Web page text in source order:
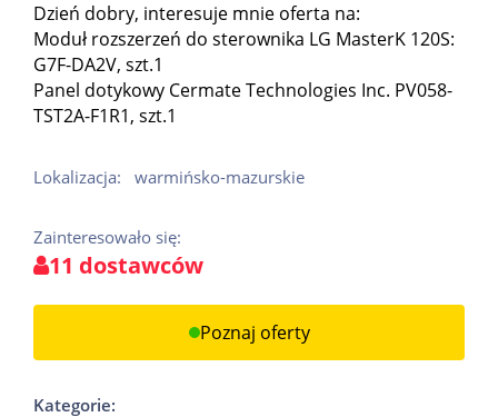
Dzień dobry, interesuje mnie oferta na:
Moduł rozszerzeń do sterownika LG MasterK 120S:
G7F-DA2V, szt.1
Panel dotykowy Cermate Technologies Inc. PV058-
TST2A-F1R1, szt.1
Lokalizacja: warmińsko-mazurskie
Zainteresowało się:
11 dostawców
Poznaj oferty
Kategorie: